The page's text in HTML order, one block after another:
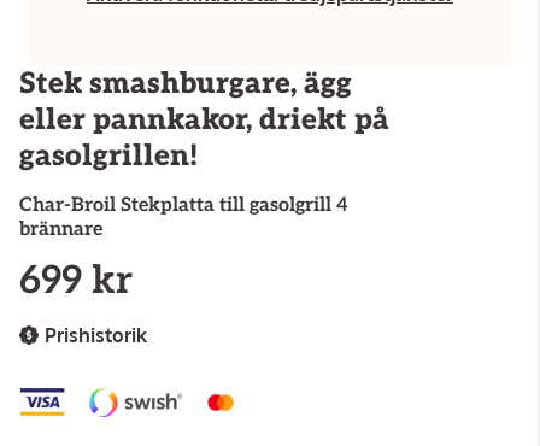
Stek smashburgare, ägg
eller pannkakor, driekt på
gasolgrillen!
Char-Broil Stekplatta till gasolgrill 4
brännare
699 kr
Prishistorik